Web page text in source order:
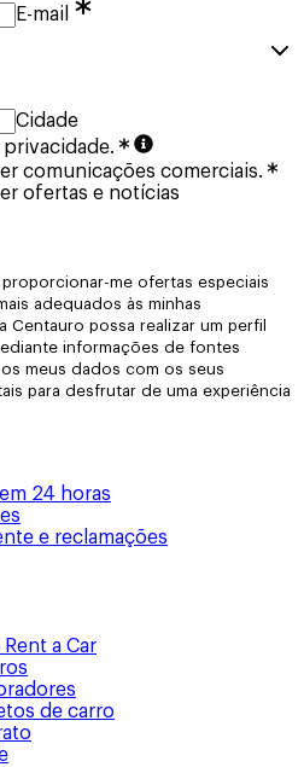
E-mail
Cidade
privacidade.
comunicações comerciais.
ofertas e notícias
proporcionar-me ofertas especiais
adequados às minhas
possa realizar um perfil
informações de fontes
meus dados com os seus
para desfrutar de uma experiência
24 horas
e reclamações
a Car
de carro